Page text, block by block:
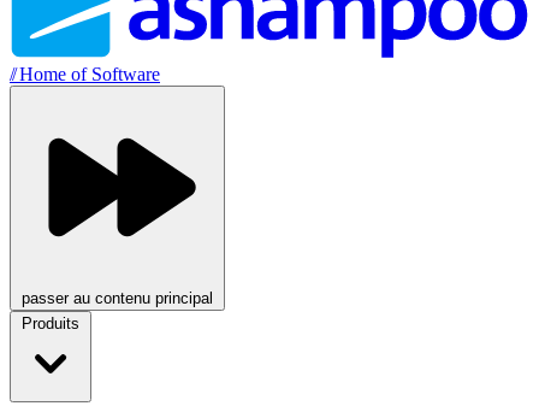
//Home of Software
passer au contenu principal
Produits